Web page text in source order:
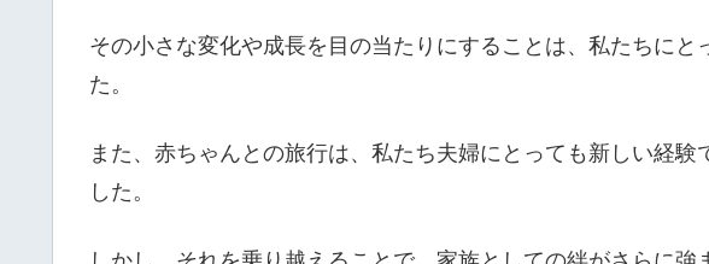
その小さな変化や成長を目の当たりにすることは、私たちにと
た。
また、赤ちゃんとの旅行は、私たち夫婦にとっても新しい経験
した。